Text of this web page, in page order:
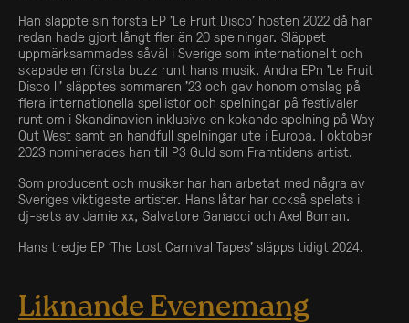
Han släppte sin första EP ’Le Fruit Disco’ hösten 2022 då han
redan hade gjort långt fler än 20 spelningar. Släppet
uppmärksammades såväl i Sverige som internationellt och
skapade en första buzz runt hans musik. Andra EPn ’Le Fruit
Disco II’ släpptes sommaren ’23 och gav honom omslag på
flera internationella spellistor och spelningar på festivaler
runt om i Skandinavien inklusive en kokande spelning på Way
Out West samt en handfull spelningar ute i Europa. I oktober
2023 nominerades han till P3 Guld som Framtidens artist.
Som producent och musiker har han arbetat med några av
Sveriges viktigaste artister. Hans låtar har också spelats i
dj-sets av Jamie xx, Salvatore Ganacci och Axel Boman.
Hans tredje EP ‘The Lost Carnival Tapes’ släpps tidigt 2024.
Liknande Evenemang